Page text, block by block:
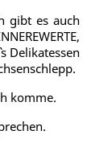
gibt es auch
Delikatessen
komme.